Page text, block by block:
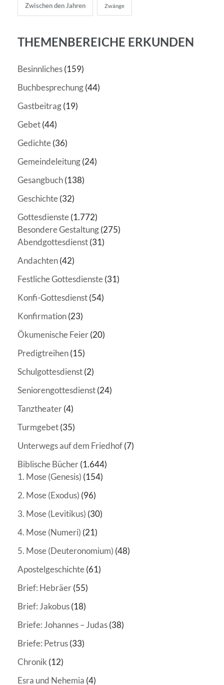
Zwischen den Jahren Zwänge
THEMENBEREICHE ERKUNDEN
Besinnliches(159)
Buchbesprechung(44)
Gastbeitrag(19)
Gebet(44)
Gedichte(36)
Gemeindeleitung(24)
Gesangbuch(138)
Geschichte(32)
Gottesdienste(1.772)
Besondere Gestaltung(275)
Abendgottesdienst(31)
Andachten(42)
Festliche Gottesdienste(31)
Konfi-Gottesdienst(54)
Konfirmation(23)
Ökumenische Feier(20)
Predigtreihen(15)
Schulgottesdienst(2)
Seniorengottesdienst(24)
Tanztheater(4)
Turmgebet(35)
Unterwegs auf dem Friedhof(7)
Biblische Bücher(1.644)
1. Mose (Genesis) (154)
2. Mose (Exodus) (96)
3. Mose (Levitikus) (30)
4. Mose (Numeri) (21)
5. Mose (Deuteronomium) (48)
Apostelgeschichte(61)
Brief: Hebräer(55)
Brief: Jakobus(18)
Briefe: Johannes – Judas(38)
Briefe: Petrus(33)
Chronik (12)
Esra und Nehemia (4)